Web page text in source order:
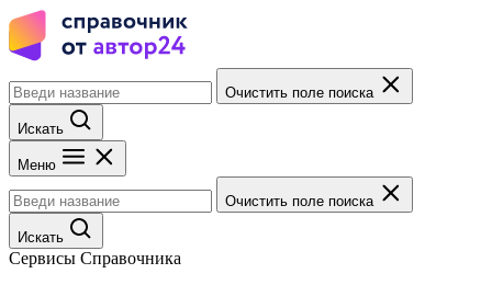
Очистить поле поиска
Искать
Меню
Очистить поле поиска
Искать
Сервисы Справочника